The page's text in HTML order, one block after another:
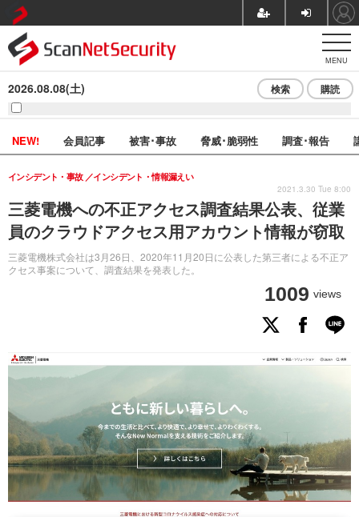
MENU
2026.08.08(土) 検索 購読
NEW! 会員記事 被害･事故 脅威･脆弱性 調査･報告
三菱電機への不正アクセス調査結果公表、従業
員のクラウドアクセス用アカウント情報が窃取
三菱電機株式会社は3月26日、2020年11月20日に公表した第三者による不正ア
クセス事案について、調査結果を発表した。
インシデント・事故 インシデント・情報漏えい
1009 views
2021.3.30 Tue 8:00